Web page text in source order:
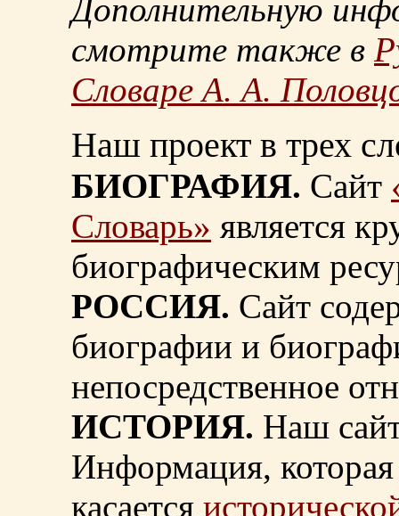
Дополнительную
смотрите также в
Словаре А. А.
Наш проект в трех
БИОГРАФИЯ. Сайт
Словарь» является
биографическим
РОССИЯ. Сайт
биографии и
непосредственное
ИСТОРИЯ. Наш
Информация, которая
касается